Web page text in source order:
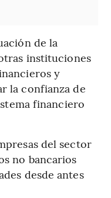
de la
instituciones
y
la confianza de
financiero
del sector
no bancarios
desde antes